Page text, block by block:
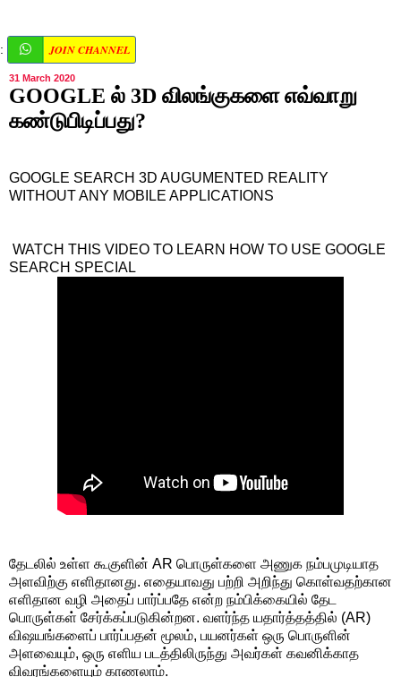
: JOIN CHANNEL
31 March 2020
GOOGLE ல் 3D விலங்குகளை எவ்வாறு
கண்டுபிடிப்பது?
GOOGLE SEARCH 3D AUGUMENTED REALITY
WITHOUT ANY MOBILE APPLICATIONS
WATCH THIS VIDEO TO LEARN HOW TO USE GOOGLE
SEARCH SPECIAL
தேடலில் உள்ள கூகுளின் AR பொருள்களை அணுக நம்பமுடியாத
அளவிற்கு எளிதானது. எதையாவது பற்றி அறிந்து கொள்வதற்கான
எளிதான வழி அதைப் பார்ப்பதே என்ற நம்பிக்கையில் தேட
பொருள்கள் சேர்க்கப்படுகின்றன. வளர்ந்த யதார்த்தத்தில் (AR)
விஷயங்களைப் பார்ப்பதன் மூலம், பயனர்கள் ஒரு பொருளின்
அளவையும், ஒரு எளிய படத்திலிருந்து அவர்கள் கவனிக்காத
விவரங்களையும் காணலாம்.